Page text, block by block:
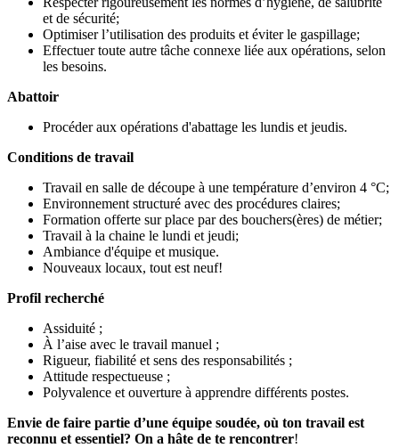
et de sécurité;
Optimiser l’utilisation des produits et éviter le gaspillage;
Effectuer toute autre tâche connexe liée aux opérations, selon
les besoins.
Abattoir
Procéder aux opérations d'abattage les lundis et jeudis.
Conditions de travail
Travail en salle de découpe à une température d’environ 4 °C;
Environnement structuré avec des procédures claires;
Formation offerte sur place par des bouchers(ères) de métier;
Travail à la chaine le lundi et jeudi;
Ambiance d'équipe et musique.
Nouveaux locaux, tout est neuf!
Profil recherché
Assiduité ;
À l’aise avec le travail manuel ;
Rigueur, fiabilité et sens des responsabilités ;
Attitude respectueuse ;
Polyvalence et ouverture à apprendre différents postes.
Envie de faire partie d’une équipe soudée, où ton travail est
reconnu et essentiel? On a hâte de te rencontrer!